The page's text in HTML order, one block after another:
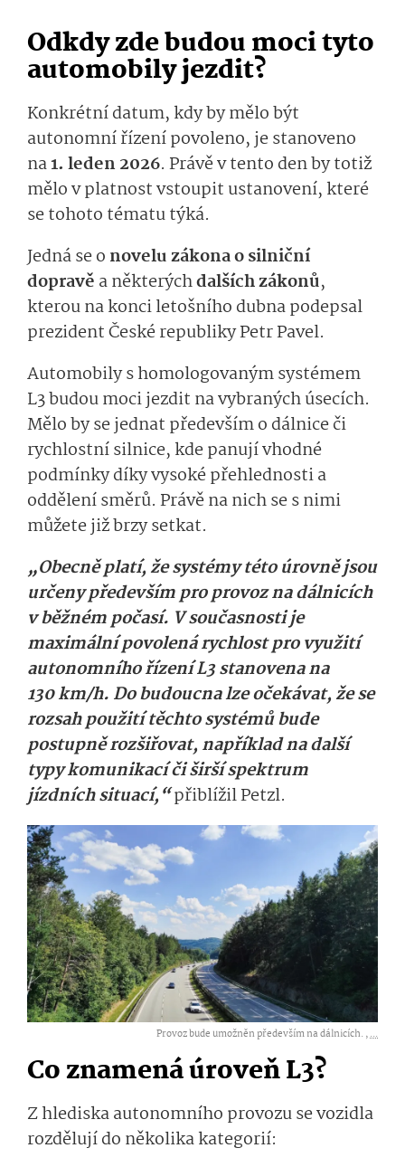
Odkdy zde budou moci tyto
automobily jezdit?
Konkrétní datum, kdy by mělo být
autonomní řízení povoleno, je stanoveno
na1. leden 2026. Právě v tento den by totiž
mělo v platnost vstoupit ustanovení, které
se tohoto tématu týká.
Jedná se o novelu zákona o silniční
dopravě a některýchdalších zákonů,
kterou na konci letošního dubna podepsal
prezident České republiky Petr Pavel.
Automobily s homologovaným systémem
L3 budou moci jezdit na vybraných úsecích.
Mělo by se jednat především o dálnice či
rychlostní silnice, kde panují vhodné
podmínky díky vysoké přehlednosti a
oddělení směrů. Právě na nich se s nimi
můžete již brzy setkat.
„Obecně platí, že systémy této úrovně jsou
určeny především pro provoz na dálnicích
v běžném počasí. V současnosti je
maximální povolená rychlost pro využití
autonomního řízení L3 stanovena na
130 km/h. Do budoucna lze očekávat, že se
rozsah použití těchto systémů bude
postupně rozšiřovat, například na další
typy komunikací či širší spektrum
jízdních situací,“přiblížil Petzl.
Provoz bude umožněn především na dálnicích. ,...
Co znamená úroveň L3?
Z hlediska autonomního provozu se vozidla
rozdělují do několika kategorií: